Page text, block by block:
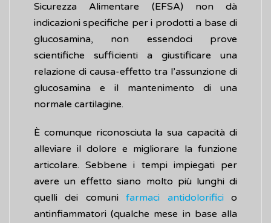
Sicurezza Alimentare (EFSA) non dà
indicazioni specifiche per i prodotti a base di
glucosamina, non essendoci prove
scientifiche sufficienti a giustificare una
relazione di causa-effetto tra l’assunzione di
glucosamina e il mantenimento di una
normale cartilagine.
È comunque riconosciuta la sua capacità di
alleviare il dolore e migliorare la funzione
articolare. Sebbene i tempi impiegati per
avere un effetto siano molto più lunghi di
quelli dei comunifarmaci antidolorificio
antinfiammatori (qualche mese in base alla